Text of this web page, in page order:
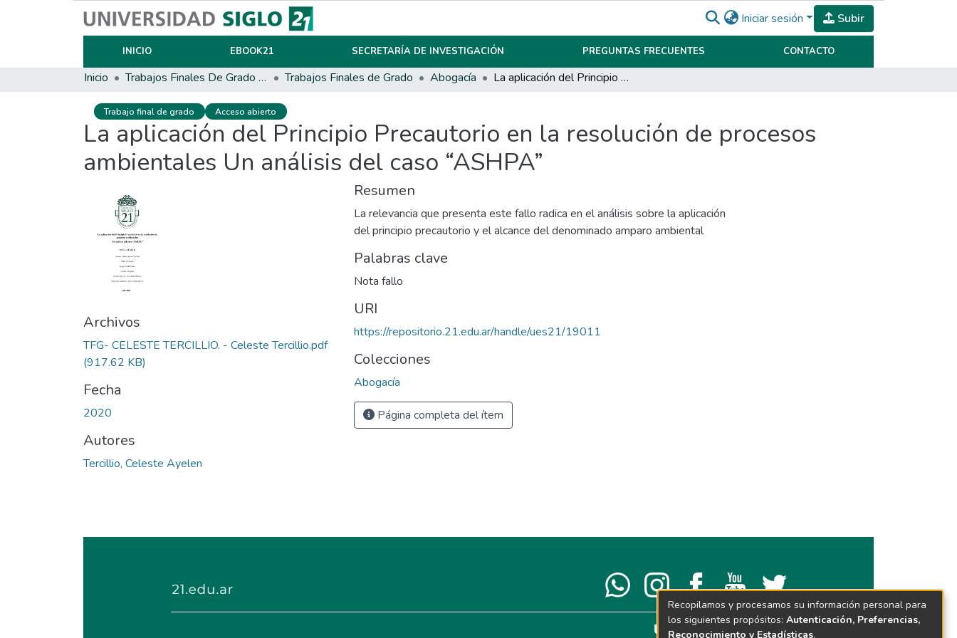
Iniciar sesión Subir
INICIO EBOOK21 SECRETARÍA DE INVESTIGACIÓN PREGUNTAS FRECUENTES CONTACTO
Inicio Trabajos Finales De Grado Y Posgrado Trabajos Finales de Grado Abogacía La aplicación del Principio Precautorio en la resolución de procesos ambientales Un análisis del caso “ASHPA”
Trabajo final de grado Acceso abierto
La aplicación del Principio Precautorio en la resolución de procesos
ambientales Un análisis del caso “ASHPA”
Archivos
TFG- CELESTE TERCILLIO. - Celeste Tercillio.pdf
(917.62 KB)
Fecha
2020
Autores
Tercillio, Celeste Ayelen
Resumen
La relevancia que presenta este fallo radica en el análisis sobre la aplicación
del principio precautorio y el alcance del denominado amparo ambiental
Palabras clave
Nota fallo
URI
https://repositorio.21.edu.ar/handle/ues21/19011
Colecciones
Abogacía
Página completa del ítem
Recopilamos y procesamos su información personal para
los siguientes propósitos: Autenticación, Preferencias,
Reconocimiento y Estadísticas.